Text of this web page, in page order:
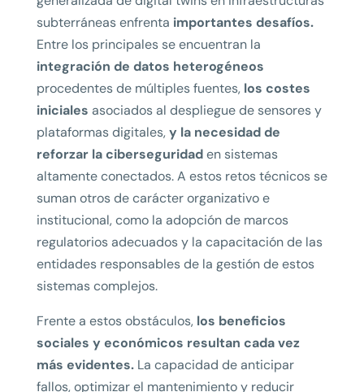
subterráneas enfrenta importantes desafíos.
Entre los principales se encuentran la
integración de datos heterogéneos
procedentes de múltiples fuentes, los costes
iniciales asociados al despliegue de sensores y
plataformas digitales,y la necesidad de
reforzar la ciberseguridaden sistemas
altamente conectados. A estos retos técnicos se
suman otros de carácter organizativo e
institucional, como la adopción de marcos
regulatorios adecuados y la capacitación de las
entidades responsables de la gestión de estos
sistemas complejos.
Frente a estos obstáculos, los beneficios
sociales y económicos resultan cada vez
más evidentes.La capacidad de anticipar
fallos, optimizar el mantenimiento y reducir